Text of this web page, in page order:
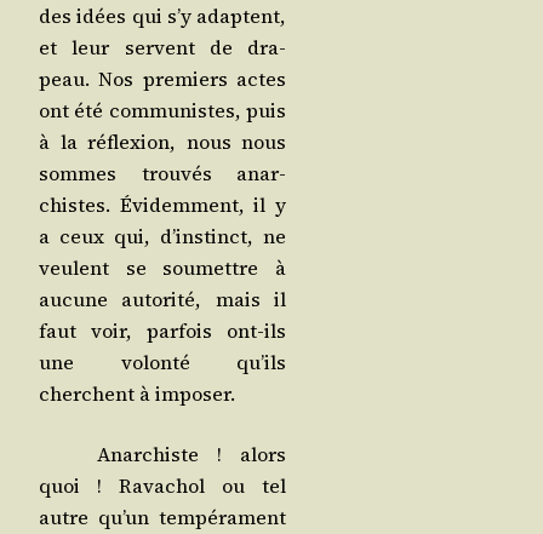
des idées qui s’y adaptent,
et leur servent de dra­
peau. Nos pre­miers actes
ont été com­mu­nistes, puis
à la réflexion, nous nous
sommes trou­vés anar­
chistes. Évi­dem­ment, il y
a ceux qui, d’ins­tinct, ne
veulent se sou­mettre à
aucune auto­ri­té, mais il
faut voir, par­fois ont-ils
une volon­té qu’ils
cherchent à imposer.
Anar­chiste ! alors
quoi ! Rava­chol ou tel
autre qu’un tem­pé­ra­ment